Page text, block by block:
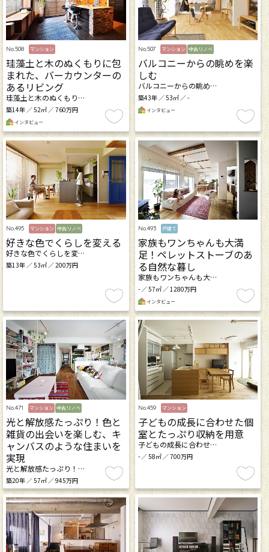
No.508 マンション
珪藻土と木のぬくもりに包
まれた、バーカウンターの
あるリビング
珪藻土と木のぬくもり…
築14年 ／ 52㎡ ／ 760万円
インタビュー
No.507 マンション 中古リノベ
バルコニーからの眺めを楽
しむ
バルコニーからの眺め…
築43年 ／ 53㎡ ／ -
インタビュー
No.495 マンション 中古リノベ
好きな色でくらしを変える
好きな色でくらしを変…
築13年 ／ 53㎡ ／ 200万円
No.493 戸建て
家族もワンちゃんも大満
足！ペレットストーブのあ
る自然な暮し
家族もワンちゃんも大…
- ／ 57㎡ ／ 1280万円
インタビュー
No.471 マンション 中古リノベ
光と解放感たっぷり！色と
雑貨の出会いを楽しむ、キ
ャンバスのような住まいを
実現
光と解放感たっぷり！…
築20年 ／ 57㎡ ／ 945万円
No.459 マンション
子どもの成長に合わせた個
室とたっぷり収納を用意
子どもの成長に合わせ…
- ／ 58㎡ ／ 700万円